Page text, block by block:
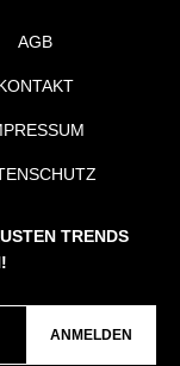
AGB
TRENDS
ANMELDEN